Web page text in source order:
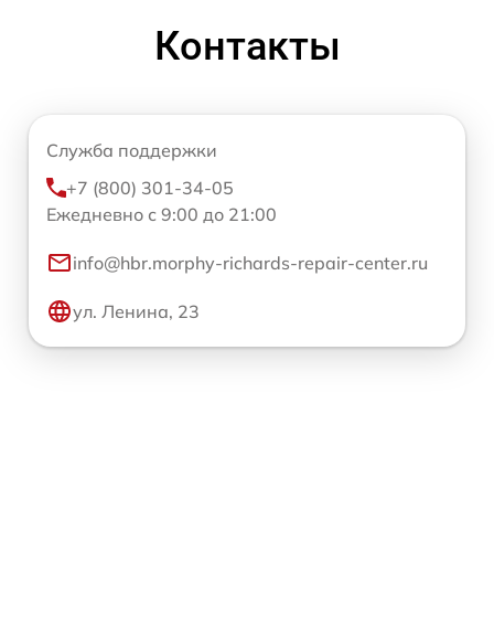
Контакты
Служба поддержки
+7 (800) 301-34-05
Ежедневно с 9:00 до 21:00
info@hbr.morphy-richards-repair-center.ru
ул. Ленина, 23